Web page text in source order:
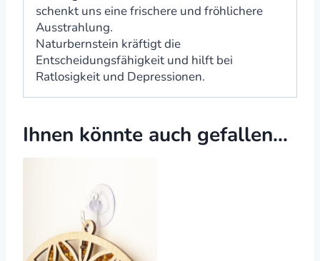
schenkt uns eine frischere und fröhlichere
Ausstrahlung.
Naturbernstein kräftigt die
Entscheidungsfähigkeit und hilft bei
Ratlosigkeit und Depressionen.
Ihnen könnte auch gefallen…